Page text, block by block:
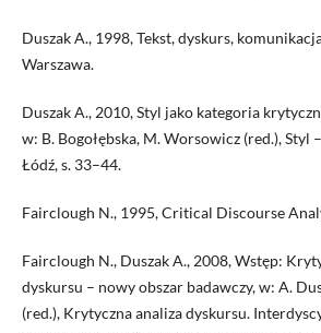
Duszak A., 1998, Tekst, dyskurs,
Warszawa.
Duszak A., 2010, Styl jako kategoria
w: B. Bogołębska, M. Worsowicz (red.), Styl
Łódź, s. 33–44.
Fairclough N., 1995, Critical Discourse
Fairclough N., Duszak A., 2008, Wstęp:
dyskursu – nowy obszar badawczy, w: A.
(red.), Krytyczna analiza dyskursu.